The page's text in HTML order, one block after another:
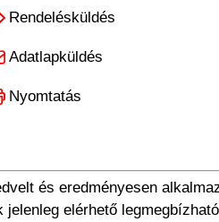
Rendelésküldés
Adatlapküldés
Nyomtatás
és eredményesen
elérhető